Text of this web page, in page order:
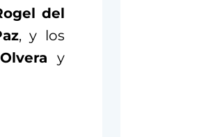
del
, y los
y